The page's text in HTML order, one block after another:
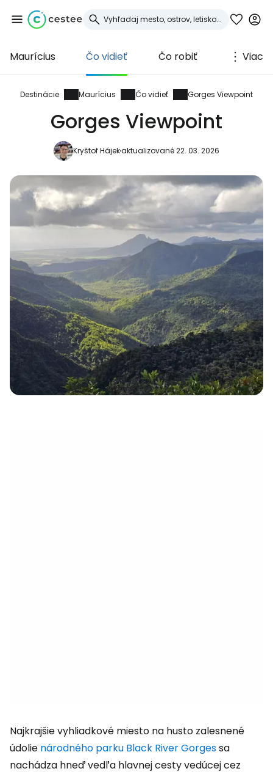
Maurícius Čo vidieť Čo robiť Viac
Destinácie Maurícius Čo vidieť Gorges Viewpoint
Gorges Viewpoint
Kryštof Hájekaktualizované 22. 03. 2026
Najkrajšie vyhliadkové miesto na husto zalesnené
údolie národného parku Black River Gorgessa
nachádza hneď vedľa hlavnej cesty vedúcej cez
Prihláste sa do
služby Cestee
... celosvetovej komunity cestovateľov
Pokračovať na Facebooku
Pokračovať s e-mailom